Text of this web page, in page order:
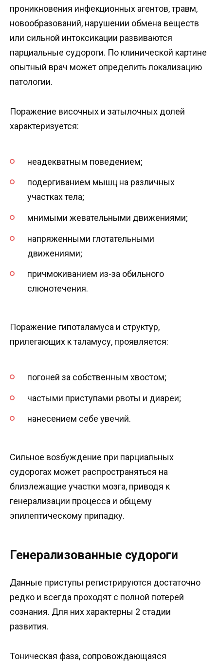
проникновения инфекционных агентов, травм,
новообразований, нарушении обмена веществ
или сильной интоксикации развиваются
парциальные судороги. По клинической картине
опытный врач может определить локализацию
патологии.
Поражение височных и затылочных долей
характеризуется:
неадекватным поведением;
подергиванием мышц на различных
участках тела;
мнимыми жевательными движениями;
напряженными глотательными
движениями;
причмокиванием из-за обильного
слюнотечения.
Поражение гипоталамуса и структур,
прилегающих к таламусу, проявляется:
погоней за собственным хвостом;
частыми приступами рвоты и диареи;
нанесением себе увечий.
Сильное возбуждение при парциальных
судорогах может распространяться на
близлежащие участки мозга, приводя к
генерализации процесса и общему
эпилептическому припадку.
Генерализованные судороги
Данные приступы регистрируются достаточно
редко и всегда проходят с полной потерей
сознания. Для них характерны 2 стадии
развития.
Тоническая фаза, сопровождающаяся